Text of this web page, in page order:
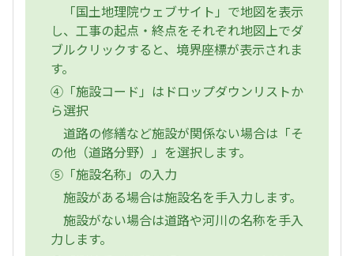
「国土地理院ウェブサイト」で地図を表示
し、工事の起点・終点をそれぞれ地図上でダ
ブルクリックすると、境界座標が表示されま
す。
④「施設コード」はドロップダウンリストか
ら選択
道路の修繕など施設が関係ない場合は「そ
の他（道路分野）」を選択します。
⑤「施設名称」の入力
施設がある場合は施設名を手入力します。
施設がない場合は道路や河川の名称を手入
力します。